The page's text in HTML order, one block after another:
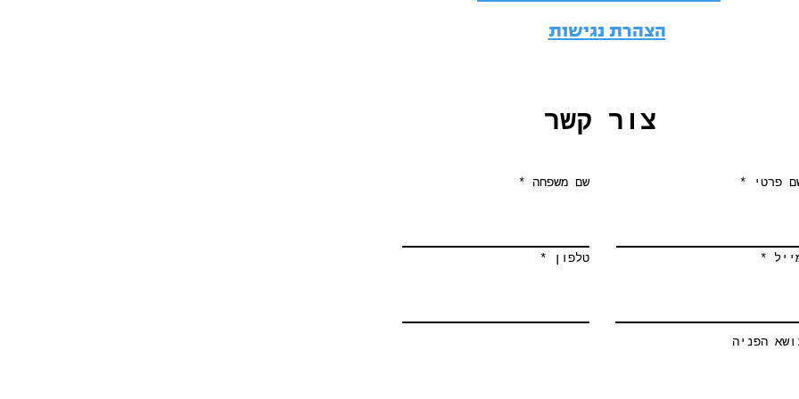
הצהרת נגישות
צור קשר
שם משפחה פרטי
טלפון
הפניה